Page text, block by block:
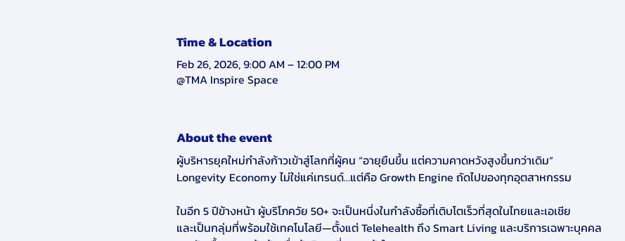
Time & Location
Feb 26, 2026, 9:00 AM – 12:00 PM
@TMA Inspire Space
About the event
ผู้บริหารยุคใหม่กำลังก้าวเข้าสู่โลกที่ผู้คน “อายุยืนขึ้น แต่ความคาดหวังสูงขึ้นกว่าเดิม”
Longevity Economy ไม่ใช่แค่เทรนด์…แต่คือ Growth Engine ถัดไปของทุกอุตสาหกรรม
ในอีก 5 ปีข้างหน้า ผู้บริโภควัย 50+ จะเป็นหนึ่งในกำลังซื้อที่เติบโตเร็วที่สุดในไทยและเอเชีย
และเป็นกลุ่มที่พร้อมใช้เทคโนโลยี—ตั้งแต่ Telehealth ถึง Smart Living และบริการเฉพาะบุคคล